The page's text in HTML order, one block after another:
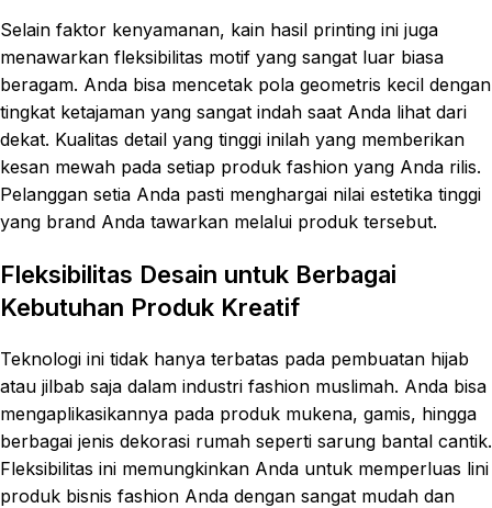
Selain faktor kenyamanan, kain hasil printing ini juga
menawarkan fleksibilitas motif yang sangat luar biasa
beragam. Anda bisa mencetak pola geometris kecil dengan
tingkat ketajaman yang sangat indah saat Anda lihat dari
dekat. Kualitas detail yang tinggi inilah yang memberikan
kesan mewah pada setiap produk fashion yang Anda rilis.
Pelanggan setia Anda pasti menghargai nilai estetika tinggi
yang brand Anda tawarkan melalui produk tersebut.
Fleksibilitas Desain untuk Berbagai
Kebutuhan Produk Kreatif
Teknologi ini tidak hanya terbatas pada pembuatan hijab
atau jilbab saja dalam industri fashion muslimah. Anda bisa
mengaplikasikannya pada produk mukena, gamis, hingga
berbagai jenis dekorasi rumah seperti sarung bantal cantik.
Fleksibilitas ini memungkinkan Anda untuk memperluas lini
produk bisnis fashion Anda dengan sangat mudah dan